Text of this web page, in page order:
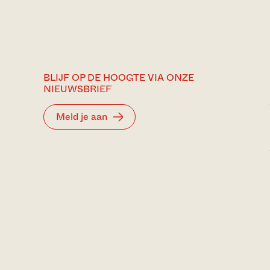
BLIJF OP DE HOOGTE VIA ONZE
NIEUWSBRIEF
Meld je aan